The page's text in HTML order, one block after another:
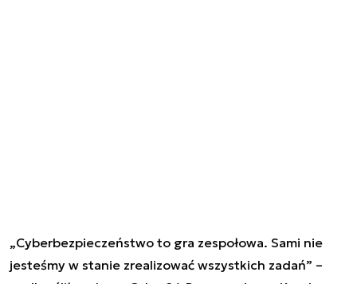
„Cyberbezpieczeństwo to gra zespołowa. Sami nie
jesteśmy w stanie zrealizować wszystkich zadań” –